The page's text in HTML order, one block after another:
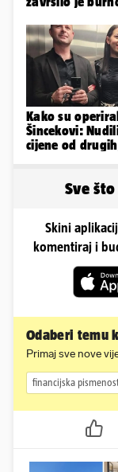
Kako su
Šincekovi:
cijene od
Sve
Skini
komentiraj i
Odaberi temu
Primaj sve nove
financijska